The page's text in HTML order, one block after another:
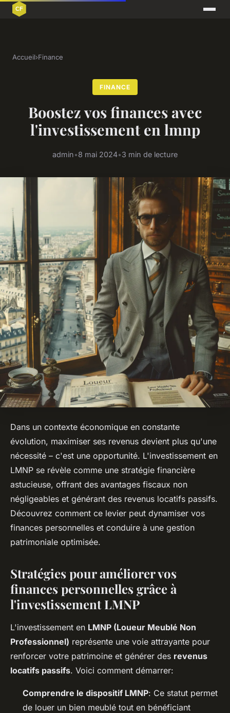
Accueil›Finance
FINANCE
Boostez vos finances avec
l'investissement en lmnp
admin•8 mai 2024•3 min de lecture
Dans un contexte économique en constante
évolution, maximiser ses revenus devient plus qu'une
nécessité – c'est une opportunité. L'investissement en
LMNP se révèle comme une stratégie financière
astucieuse, offrant des avantages fiscaux non
négligeables et générant des revenus locatifs passifs.
Découvrez comment ce levier peut dynamiser vos
finances personnelles et conduire à une gestion
patrimoniale optimisée.
Stratégies pour améliorer vos
finances personnelles grâce à
l'investissement LMNP
L'investissement en LMNP (Loueur Meublé Non
Professionnel) représente une voie attrayante pour
renforcer votre patrimoine et générer des revenus
locatifs passifs. Voici comment démarrer:
Comprendre le dispositif LMNP: Ce statut permet
de louer un bien meublé tout en bénéficiant